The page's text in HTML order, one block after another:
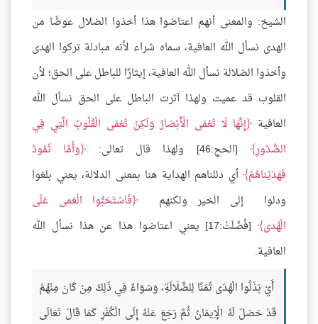
الشيخ: والمعنى أنهم اعتاضوا هذا أخذوا الضلال عوضًا من
الهدى نسأل الله العافية، سماه شراء لأنه مبادلة تركوا الهدى
وأخذوا الضلالة نسأل الله العافية، إيثارًا للباطل على الحق؛ لأن
القلوب قد عميت ولهذا آثرت الباطل على الحق نسأل الله
العافية
إِنَّهَا لَا تَعْمَى الْأَبْصَارُ وَلَكِنْ تَعْمَى الْقُلُوبُ الَّتِي فِي
الصُّدُورِ [الحج:46] ولهذا قال تعالى:
وَأَمَّا ثَمُودُ
فَهَدَيْناهُمْ أي دللناهم الهداية هنا بمعنى الدلالة، يعني بلغوا
ودلوا إلى الخير ولكنهم
فَاسْتَحَبُّوا الْعَمى عَلَى
الْهُدى
[فُصِّلَتْ:17] يعني اعتاضوا هذا عن هذا نسأل الله
العافية.
أَيْ بَذَلُوا الْهُدَى ثَمَنًا لِلضَّلَالَةِ، وَسَوَاءٌ فِي ذَلِكَ مِنْ كَانَ مِنْهُمْ
قَدْ حَصَلَ لَهُ الْإِيمَانُ ثُمَّ رَجَعَ عَنْهُ إِلَى الْكُفْرِ كَمَا قَالَ تَعَالَى